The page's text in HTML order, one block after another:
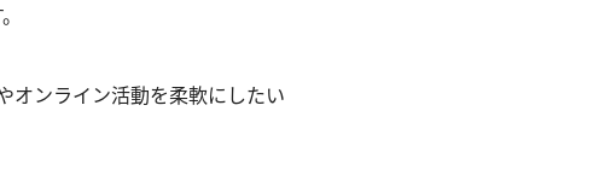
オンライン活動を柔軟にしたい